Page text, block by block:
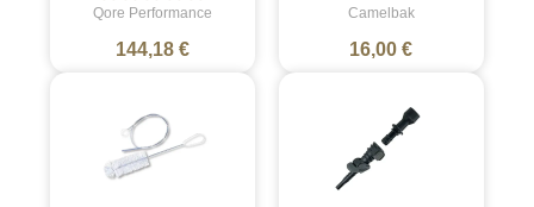
Qore Performance
144,18 €
Camelbak
16,00 €